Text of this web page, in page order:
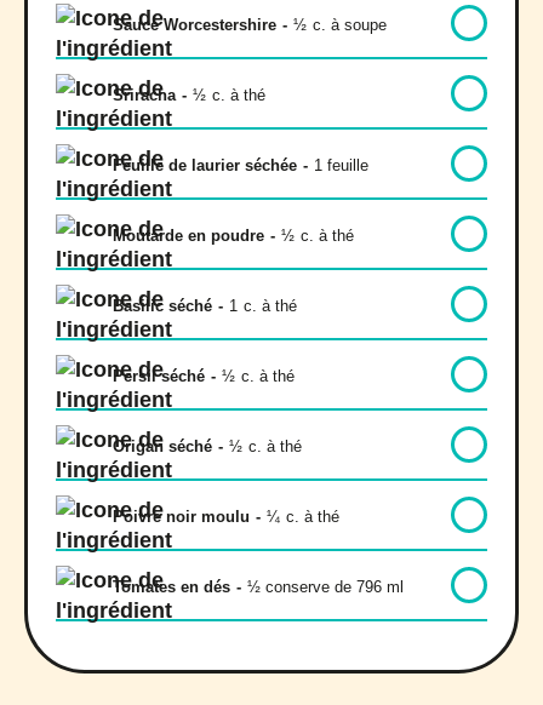
Sauce Worcestershire - ½ c. à soupe
Sriracha - ½ c. à thé
Feuille de laurier séchée - 1 feuille
Moutarde en poudre - ½ c. à thé
Basilic séché - 1 c. à thé
Persil séché - ½ c. à thé
Origan séché - ½ c. à thé
Poivre noir moulu - ¼ c. à thé
Tomates en dés - ½ conserve de 796 ml